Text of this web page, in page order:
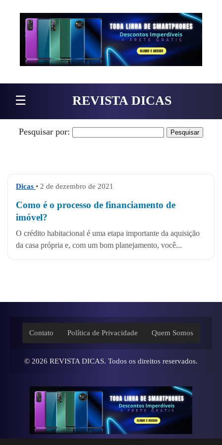
Pular para o conteúdo
☰ REVISTA DICAS
Pesquisar por:
Dicas • 2 de dezembro de 2021
Como é o processo de financiamento de
imóvel?
O crédito habitacional é uma etapa importante da aquisição
da casa própria e, com um bom planejamento, você...
Contato Política de Privacidade Quem Somos
© 2026 REVISTA DICAS. Todos os direitos reservados.